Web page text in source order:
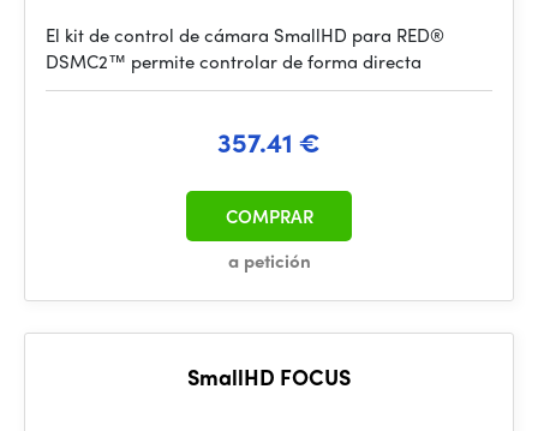
El kit de control de cámara SmallHD para RED®
DSMC2™ permite controlar de forma directa
357.41 €
a petición
COMPRAR
SmallHD FOCUS